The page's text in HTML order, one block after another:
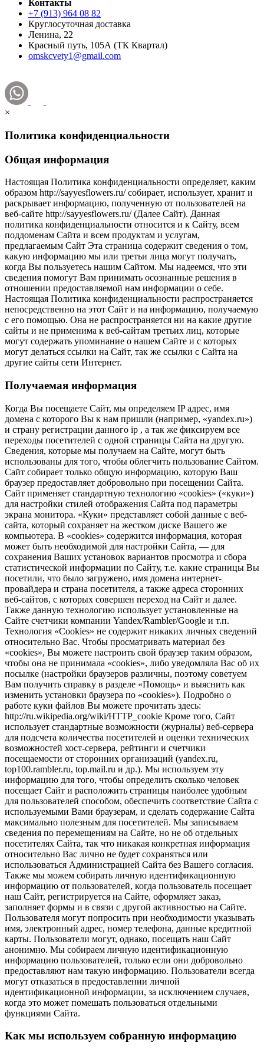
Контакты
+7 (913) 964 08 82
Круглосуточная доставка
Ленина, 22
Красный путь, 105А (ТК Квартал)
omskcvety1@gmail.com
×
Политика конфиденциальности
Общая информация
Настоящая Политика конфиденциальности определяет, каким
образом http://sayyesflowers.ru/ собирает, использует, хранит и
раскрывает информацию, полученную от пользователей на
веб-сайте http://sayyesflowers.ru/ (Далее Cайт). Данная
политика конфиденциальности относится и к Сайту, всем
поддоменам Сайта и всем продуктам и услугам,
предлагаемым Сайт Эта страница содержит сведения о том,
какую информацию мы или третьи лица могут получать,
когда Вы пользуетесь нашим Сайтом. Мы надеемся, что эти
сведения помогут Вам принимать осознанные решения в
отношении предоставляемой нам информации о себе.
Настоящая Политика конфиденциальности распространяется
непосредственно на этот Сайт и на информацию, получаемую
с его помощью. Она не распространяется ни на какие другие
сайты и не применима к веб-сайтам третьих лиц, которые
могут содержать упоминание о нашем Сайте и с которых
могут делаться ссылки на Сайт, так же ссылки с Сайта на
другие сайты сети Интернет.
Получаемая информация
Когда Вы посещаете Сайт, мы определяем IP адрес, имя
домена с которого Вы к нам пришли (например, «yandex.ru»)
и страну регистрации данного ip , а так же фиксируем все
переходы посетителей с одной страницы Сайта на другую.
Сведения, которые мы получаем на Сайте, могут быть
использованы для того, чтобы облегчить пользование Сайтом.
Сайт собирает только общую информацию, которую Ваш
браузер предоставляет добровольно при посещении Сайта.
Сайт применяет стандартную технологию «cookies» («куки»)
для настройки стилей отображения Сайта под параметры
экрана монитора. «Куки» представляет собой данные с веб-
сайта, который сохраняет на жестком диске Вашего же
компьютера. В «cookies» содержится информация, которая
может быть необходимой для настройки Сайта, — для
сохранения Ваших установок вариантов просмотра и сбора
статистической информации по Сайту, т.е. какие страницы Вы
посетили, что было загружено, имя домена интернет-
провайдера и страна посетителя, а также адреса сторонних
веб-сайтов, с которых совершен переход на Сайт и далее.
Также данную технологию использует установленные на
Сайте счетчики компании Yandex/Rambler/Google и т.п.
Технология «Cookies» не содержит никаких личных сведений
относительно Вас. Чтобы просматривать материал без
«cookies», Вы можете настроить свой браузер таким образом,
чтобы она не принимала «cookies», либо уведомляла Вас об их
посылке (настройки браузеров различны, поэтому советуем
Вам получить справку в разделе «Помощь» и выяснить как
изменить установки браузера по «cookies»). Подробно о
работе куки файлов Вы можете прочитать здесь:
http://ru.wikipedia.org/wiki/HTTP_cookie Кроме того, Сайт
использует стандартные возможности (журналы) веб-сервера
для подсчета количества посетителей и оценки технических
возможностей хост-сервера, рейтинги и счетчики
посещаемости от сторонних организаций (yandex.ru,
top100.rambler.ru, top.mail.ru и др.). Мы используем эту
информацию для того, чтобы определить сколько человек
посещает Сайт и расположить страницы наиболее удобным
для пользователей способом, обеспечить соответствие Сайта с
используемыми Вами браузерам, и сделать содержание Сайта
максимально полезным для посетителей. Мы записываем
сведения по перемещениям на Сайте, но не об отдельных
посетителях Сайта, так что никакая конкретная информация
относительно Вас лично не будет сохраняться или
использоваться Администрацией Сайта без Вашего согласия.
Также мы можем собирать личную идентификационную
информацию от пользователей, когда пользователь посещает
наш Сайт, регистрируется на Сайте, оформляет заказ,
заполняет формы и в связи с другой активностью на Сайте.
Пользователя могут попросить при необходимости указывать
имя, электронный адрес, номер телефона, данные кредитной
карты. Пользователи могут, однако, посещать наш Сайт
анонимно. Мы собираем личную идентификационную
информацию пользователей, только если они добровольно
предоставляют нам такую информацию. Пользователи всегда
могут отказаться в предоставлении личной
идентификационной информации, за исключением случаев,
когда это может помешать пользоваться отдельными
функциями Сайта.
Как мы используем собранную информацию